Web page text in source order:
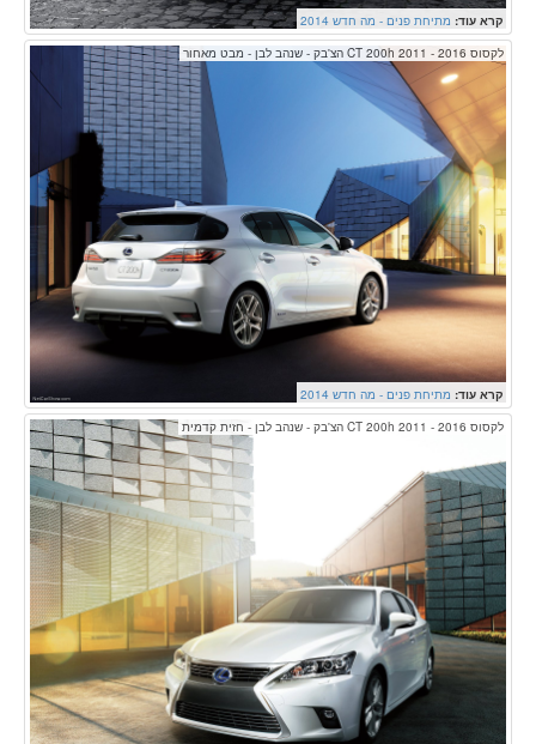
קרא עוד: מתיחת פנים - מה חדש 2014
לקסוס CT 200h 2011 - 2016 הצ'בק - שנהב לבן - מבט מאחור
קרא עוד: מתיחת פנים - מה חדש 2014
לקסוס CT 200h 2011 - 2016 הצ'בק - שנהב לבן - חזית קדמית